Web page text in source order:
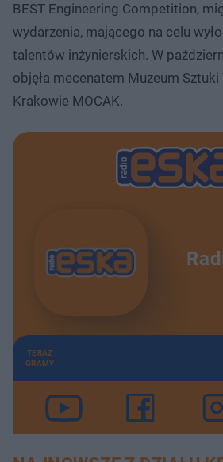
BEST Engineering Competition,
wydarzenia, mającego na celu
talentów inżynierskich. W
objęła mecenatem Muzeum Sztuki
Krakowie MOCAK.
TERAZ
GRAMY